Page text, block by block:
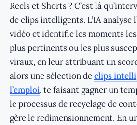
Reels et Shorts ? C’est là
de clips intelligents. L’IA analyse
vidéo et identifie les moments
plus pertinents ou les plus
viraux, en leur attribuant un
alors une sélection declips
l’emploi, te faisant gagner un
le processus de recyclage de
gère le redimensionnement. En